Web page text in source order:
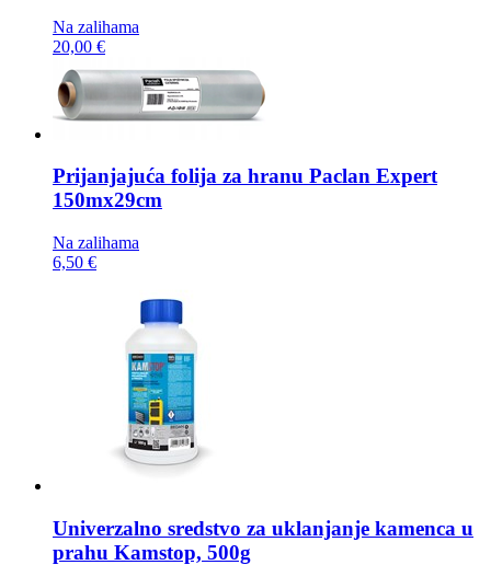
Na zalihama
20,00 €
Prijanjajuća folija za hranu Paclan Expert
150mx29cm
Na zalihama
6,50 €
Univerzalno sredstvo za uklanjanje kamenca u
prahu Kamstop, 500g